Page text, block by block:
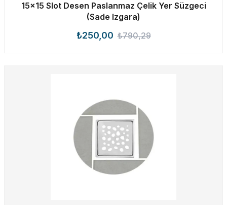
15×15 Slot Desen Paslanmaz Çelik Yer Süzgeci
(Sade Izgara)
₺250,00 ₺790,29